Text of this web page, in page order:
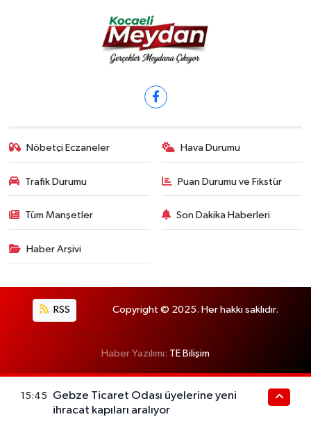
Nöbetçi Eczaneler Hava Durumu
Trafik Durumu Puan Durumu ve Fikstür
Tüm Manşetler Son Dakika Haberleri
Haber Arşivi
RSS Copyright © 2025. Her hakkı saklıdır.
Haber Yazılımı: TE Bilişim
15:45
Gebze Ticaret Odası üyelerine yeni
ihracat kapıları aralıyor